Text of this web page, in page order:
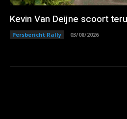
Kevin Van Deijne scoort
Persbericht Rally 03/08/2026